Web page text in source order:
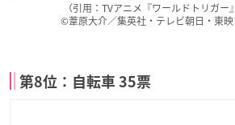
（引用：TVアニメ『ワールドトリガー
©葦原大介／集英社・テレビ朝日・東
第8位：自転車 35票